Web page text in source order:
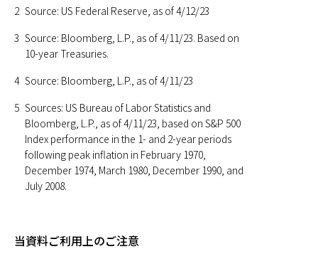
2 Source: US Federal Reserve, as of 4/12/23
3 Source: Bloomberg, L.P., as of 4/11/23. Based on
10-year Treasuries.
4 Source: Bloomberg, L.P., as of 4/11/23
5 Sources: US Bureau of Labor Statistics and
Bloomberg, L.P., as of 4/11/23, based on S&P 500
Index performance in the 1- and 2-year periods
following peak inflation in February 1970,
December 1974, March 1980, December 1990, and
July 2008.
当資料ご利用上のご注意